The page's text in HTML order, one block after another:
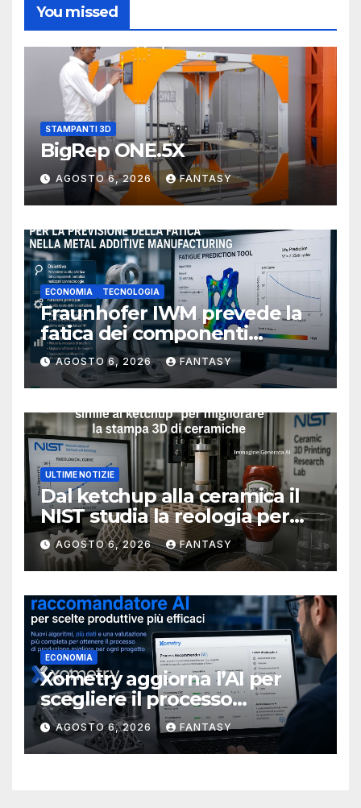
You missed
STAMPANTI 3D
BigRep ONE.5X
AGOSTO 6, 2026 FANTASY
ECONOMIA TECNOLOGIA
Fraunhofer IWM prevede la
fatica dei componenti
metallici stampati in 3D
AGOSTO 6, 2026 FANTASY
ULTIME NOTIZIE
Dal ketchup alla ceramica il
NIST studia la reologia per
rendere più affidabile la
stampa 3D
AGOSTO 6, 2026 FANTASY
ECONOMIA
Xometry aggiorna l’AI per
scegliere il processo
produttivo più adatto
AGOSTO 6, 2026 FANTASY